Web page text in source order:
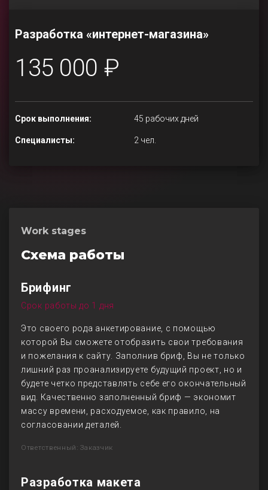
Разработка «интернет-магазина»
135 000 ₽
Срок выполнения: 45 рабочих дней
Специалисты: 2 чел.
Work stages
Схема работы
Брифинг
Срок работы до 1 дня
Это своего рода анкетирование, с помощью
которой Вы сможете отобразить свои требования
и пожелания к сайту. Заполнив бриф, Вы не только
лишний раз проанализируете будущий проект, но и
будете четко представлять себе его окончательный
вид. Качественно заполненный бриф — экономит
массу времени, расходуемое, как правило, на
согласовании деталей.
Ответственный: Заказчик
Разработка макета